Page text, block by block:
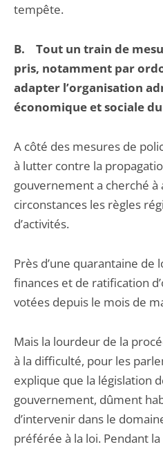
tempête.
B. Tout un train de
pris, notamment par
adapter l’organisation
économique et sociale
A côté des mesures de
à lutter contre la
gouvernement a cherché à
circonstances les règles
d’activités.
Près d’une quarantaine de
finances et de ratification
votées depuis le mois de
Mais la lourdeur de la
à la difficulté, pour les
explique que la législation
gouvernement, dûment
d’intervenir dans le
préférée à la loi. Pendant